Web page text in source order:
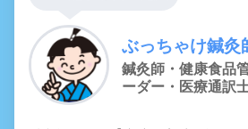
ぶっちゃけ鍼灸
鍼灸師・健康食品
ーダー・医療通訳